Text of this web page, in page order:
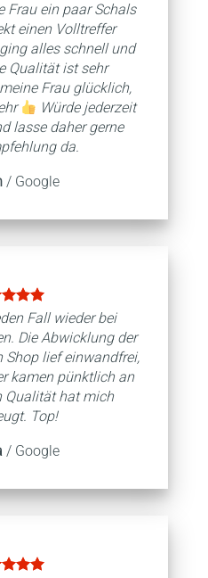
Frau ein paar Schals
einen Volltreffer
alles schnell und
Qualität ist sehr
Frau glücklich,
Würde jederzeit
lasse daher gerne
da.
/ Google
Fall wieder bei
Die Abwicklung der
Shop lief einwandfrei,
kamen pünktlich an
Qualität hat mich
Top!
/ Google